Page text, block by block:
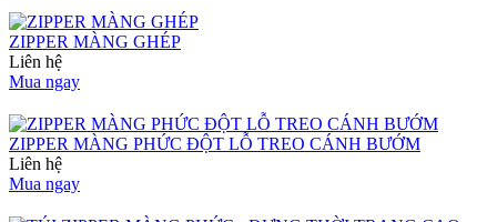
ZIPPER MÀNG GHÉP
Liên hệ
Mua ngay
ZIPPER MÀNG PHỨC ĐỘT LỖ TREO CÁNH BƯỚM
Liên hệ
Mua ngay